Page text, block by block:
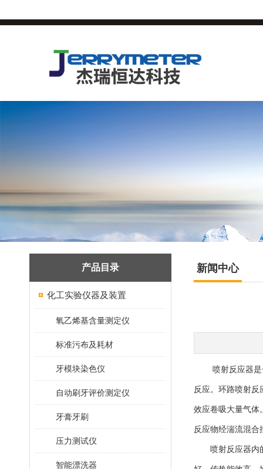
产品目录
化工实验仪器及装置
氧乙烯基含量测定仪
标准污布及耗材
牙模块染色仪
自动刷牙评价测定仪
牙膏牙刷
压力测试仪
智能漂洗器
新闻中心
喷射反应器是一
反应。环路喷射反
效应卷吸大量气体
反应物经湍流混合
喷射反应器内的